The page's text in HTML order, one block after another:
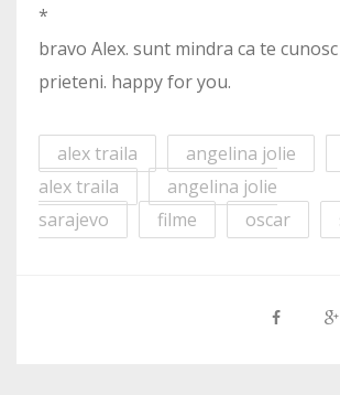
*
bravo Alex. sunt mindra ca te
prieteni. happy for you.
alex traila angelina jolie
alex traila
angelina jolie
sarajevo
filme oscar